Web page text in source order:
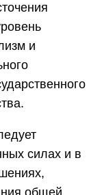
и
силах и в
общей